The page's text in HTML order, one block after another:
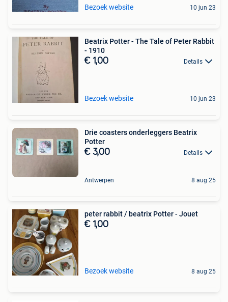
Bezoek website 10 jun 23
Beatrix Potter - The Tale of Peter Rabbit
- 1910
€ 1,00 Details
Bezoek website 10 jun 23
Drie coasters onderleggers Beatrix
Potter
€ 3,00 Details
Antwerpen 8 aug 25
peter rabbit / beatrix Potter - Jouet
€ 1,00
Bezoek website 8 aug 25